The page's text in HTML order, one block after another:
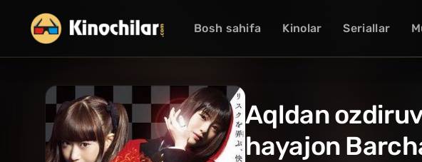
Bosh sahifa Kinolar Seriallar
Aqldan
hayajon